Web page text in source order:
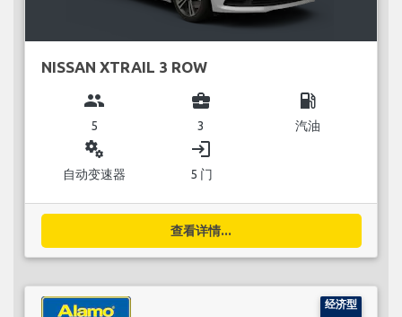
NISSAN XTRAIL 3 ROW
group
5
business_center
3
local_gas_station
汽油
miscellaneous_services
自动变速器
login
5 门
查看详情...
经济型